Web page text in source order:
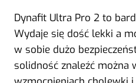
Dynafit Ultra Pro 2 to
Wydaje się dość lekki a
w sobie dużo
solidność znaleźć można